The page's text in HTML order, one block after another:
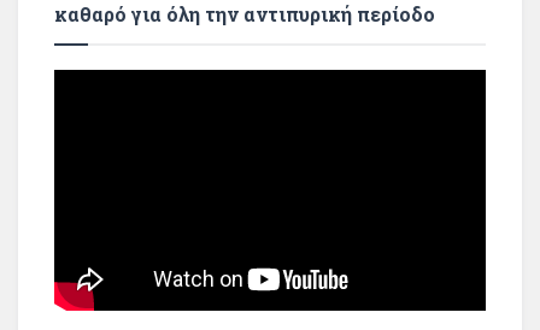
καθαρό για όλη την αντιπυρική περίοδο